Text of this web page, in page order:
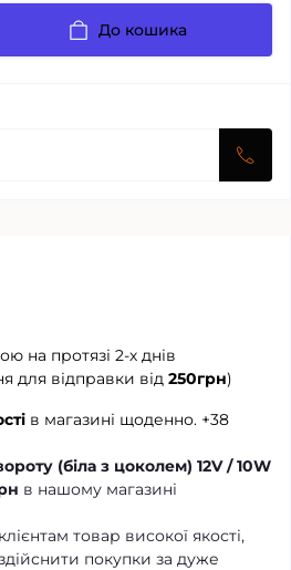
До кошика
на протязі 2-х днів
для відправки від 250грн)
в магазині щоденно. +38
(біла з цоколем) 12V / 10W
в нашому магазині
товар високої якості,
покупки за дуже